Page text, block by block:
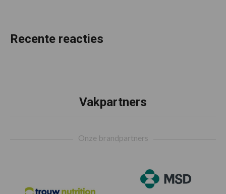
Recente reacties
Vakpartners
Onze brandpartners